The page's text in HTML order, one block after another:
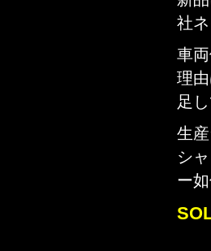
社
車
理
足
生
シ
ー